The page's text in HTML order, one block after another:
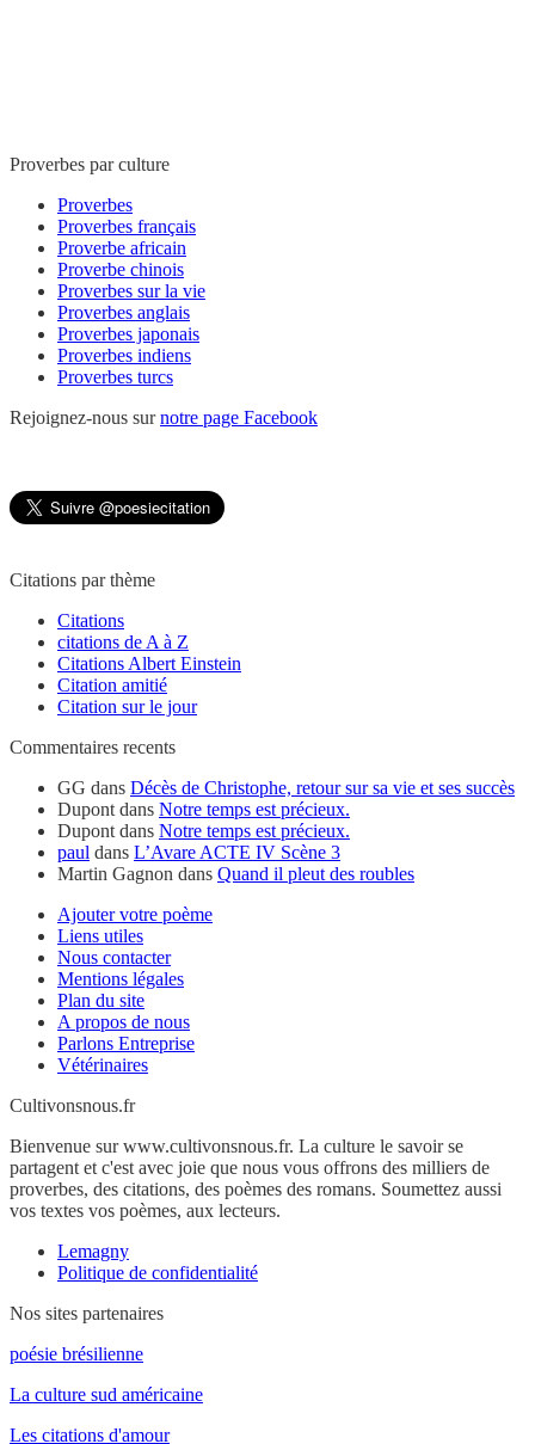
Proverbes par culture
Proverbes
Proverbes français
Proverbe africain
Proverbe chinois
Proverbes sur la vie
Proverbes anglais
Proverbes japonais
Proverbes indiens
Proverbes turcs
Rejoignez-nous surnotre page Facebook
Citations par thème
Citations
citations de A à Z
Citations Albert Einstein
Citation amitié
Citation sur le jour
Commentaires recents
GG dans Décès de Christophe, retour sur sa vie et ses succès
Dupont dans Notre temps est précieux.
Dupont dans Notre temps est précieux.
paul dans L’Avare ACTE IV Scène 3
Martin Gagnon dans Quand il pleut des roubles
Ajouter votre poème
Liens utiles
Nous contacter
Mentions légales
Plan du site
A propos de nous
Parlons Entreprise
Vétérinaires
Cultivonsnous.fr
Bienvenue sur www.cultivonsnous.fr. La culture le savoir se
partagent et c'est avec joie que nous vous offrons des milliers de
proverbes, des citations, des poèmes des romans. Soumettez aussi
vos textes vos poèmes, aux lecteurs.
Lemagny
Politique de confidentialité
Nos sites partenaires
poésie brésilienne
La culture sud américaine
Les citations d'amour